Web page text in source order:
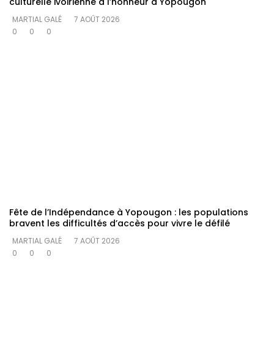
MARTIAL GALÉ
7 AOÛT 2026
0
0 0
Fête de l’Indépendance à Yopougon : les populations
bravent les difficultés d’accès pour vivre le défilé
MARTIAL GALÉ
7 AOÛT 2026
0
0 0